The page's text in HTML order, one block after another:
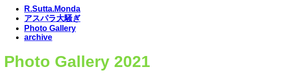
R.Sutta.Monda
アスパラ大騒ぎ
Photo Gallery
archive
Photo Gallery 2021